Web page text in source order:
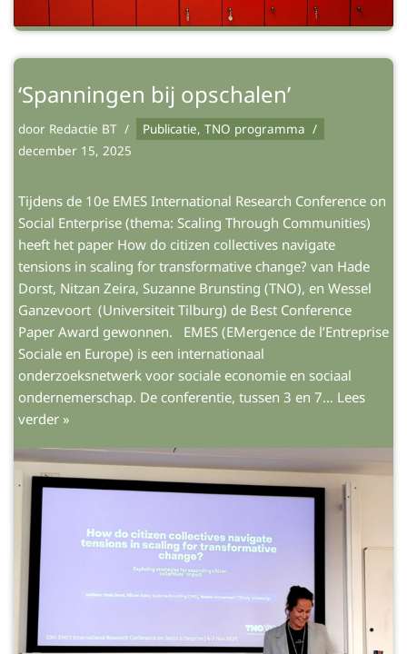
‘Spanningen bij opschalen’
door Redactie BT Publicatie, TNO programma
december 15, 2025
Tijdens de 10e EMES International Research Conference on
Social Enterprise (thema: Scaling Through Communities)
heeft het paper How do citizen collectives navigate
tensions in scaling for transformative change? van Hade
Dorst, Nitzan Zeira, Suzanne Brunsting (TNO), en Wessel
Ganzevoort (Universiteit Tilburg) de Best Conference
Paper Award gewonnen. EMES (EMergence de l’Entreprise
Sociale en Europe) is een internationaal
onderzoeksnetwerk voor sociale economie en sociaal
ondernemerschap. De conferentie, tussen 3 en 7… Lees
verder »